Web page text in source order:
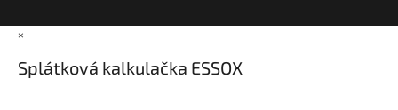
×
Splátková kalkulačka ESSOX